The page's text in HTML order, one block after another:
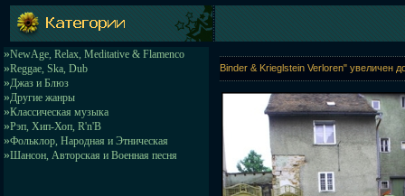
»NewAge, Relax, Meditative & Flamenco
»Reggae, Ska, Dub
»Джаз и Блюз
»Другие жанры
»Классическая музыка
»Рэп, Хип-Хоп, R'n'B
»Фольклор, Народная и Этническая
»Шансон, Авторская и Военная песня
Binder & Krieglstein Verloren" увеличен